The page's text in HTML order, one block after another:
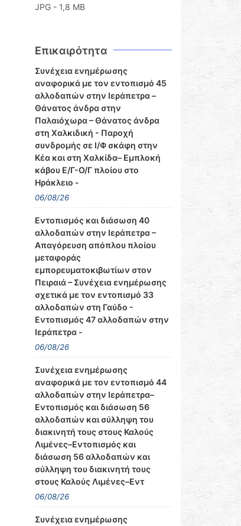
JPG - 1,8 MB
Επικαιρότητα
Συνέχεια ενημέρωσης
αναφορικά με τον εντοπισμό 45
αλλοδαπών στην Ιεράπετρα –
Θάνατος άνδρα στην
Παλαιόχωρα – Θάνατος άνδρα
στη Χαλκιδική - Παροχή
συνδρομής σε Ι/Φ σκάφη στην
Κέα και στη Χαλκίδα– Εμπλοκή
κάβου Ε/Γ-Ο/Γ πλοίου στο
Ηράκλειο -
06/08/26
Εντοπισμός και διάσωση 40
αλλοδαπών στην Ιεράπετρα –
Απαγόρευση απόπλου πλοίου
μεταφοράς
εμπορευματοκιβωτίων στον
Πειραιά – Συνέχεια ενημέρωσης
σχετικά με τον εντοπισμό 33
αλλοδαπών στη Γαύδο -
Εντοπισμός 47 αλλοδαπών στην
Ιεράπετρα -
06/08/26
Συνέχεια ενημέρωσης
αναφορικά με τον εντοπισμό 44
αλλοδαπών στην Ιεράπετρα–
Εντοπισμός και διάσωση 56
αλλοδαπών και σύλληψη του
διακινητή τους στους Καλούς
Λιμένες–Εντοπισμός και
διάσωση 56 αλλοδαπών και
σύλληψη του διακινητή τους
στους Καλούς Λιμένες–Εντ
06/08/26
Συνέχεια ενημέρωσης